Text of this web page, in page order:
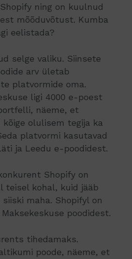
ning on kuulnud
mõõduvõtust. Kumba
eelistada?
selge valiku. Siinsete
arv ületab
platvormide oma.
ligi 4000 e-poest
näeme, et
kõige olulisem tegija ka
platvormi kasutavad
ja Leedu e-poodidest.
Shopify on
teisel kohal, kuid jääb
siiski maha. Shopifyl on
poodidest.
tihedamaks.
poode, näeme, et